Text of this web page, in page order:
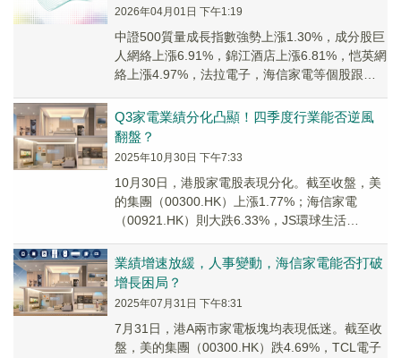
2026年04月01日 下午1:19
中證500質量成長指數強勢上漲1.30%，成分股巨
人網絡上漲6.91%，錦江酒店上漲6.81%，恺英網
絡上漲4.97%，法拉電子，海信家電等個股跟
Q3家電業績分化凸顯！四季度行業能否逆風
翻盤？
2025年10月30日 下午7:33
10月30日，港股家電股表現分化。截至收盤，美
的集團（00300.HK）上漲1.77%；海信家電
（00921.HK）則大跌6.33%，JS環球生活
業績增速放緩，人事變動，海信家電能否打破
增長困局？
2025年07月31日 下午8:31
7月31日，港A兩市家電板塊均表現低迷。截至收
盤，美的集團（00300.HK）跌4.69%，TCL電子